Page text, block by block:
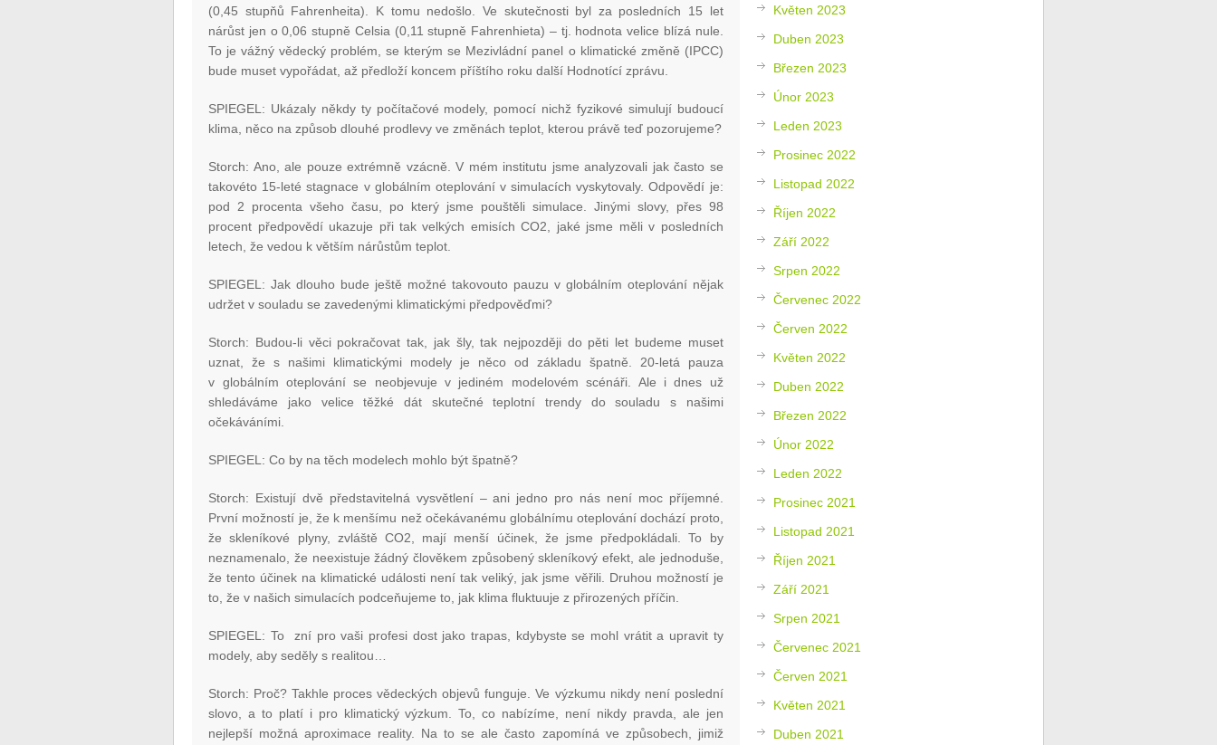
(0,45 stupňů Fahrenheita). K tomu nedošlo. Ve skutečnosti byl za posledních 15 let
nárůst jen o 0,06 stupně Celsia (0,11 stupně Fahrenhieta) – tj. hodnota velice blízá nule.
To je vážný vědecký problém, se kterým se Mezivládní panel o klimatické změně (IPCC)
bude muset vypořádat, až předloží koncem příštího roku další Hodnotící zprávu.
SPIEGEL: Ukázaly někdy ty počítačové modely, pomocí nichž fyzikové simulují budoucí
klima, něco na způsob dlouhé prodlevy ve změnách teplot, kterou právě teď pozorujeme?
Storch: Ano, ale pouze extrémně vzácně. V mém institutu jsme analyzovali jak často se
takovéto 15-leté stagnace v globálním oteplování v simulacích vyskytovaly. Odpovědí je:
pod 2 procenta všeho času, po který jsme pouštěli simulace. Jinými slovy, přes 98
procent předpovědí ukazuje při tak velkých emisích CO2, jaké jsme měli v posledních
letech, že vedou k větším nárůstům teplot.
SPIEGEL: Jak dlouho bude ještě možné takovouto pauzu v globálním oteplování nějak
udržet v souladu se zavedenými klimatickými předpověďmi?
Storch: Budou-li věci pokračovat tak, jak šly, tak nejpozději do pěti let budeme muset
uznat, že s našimi klimatickými modely je něco od základu špatně. 20-letá pauza
v globálním oteplování se neobjevuje v jediném modelovém scénáři. Ale i dnes už
shledáváme jako velice těžké dát skutečné teplotní trendy do souladu s našimi
očekáváními.
SPIEGEL: Co by na těch modelech mohlo být špatně?
Storch: Existují dvě představitelná vysvětlení – ani jedno pro nás není moc příjemné.
První možností je, že k menšímu než očekávanému globálnímu oteplování dochází proto,
že skleníkové plyny, zvláště CO2, mají menší účinek, že jsme předpokládali. To by
neznamenalo, že neexistuje žádný člověkem způsobený skleníkový efekt, ale jednoduše,
že tento účinek na klimatické události není tak veliký, jak jsme věřili. Druhou možností je
to, že v našich simulacích podceňujeme to, jak klima fluktuuje z přirozených příčin.
SPIEGEL: To zní pro vaši profesi dost jako trapas, kdybyste se mohl vrátit a upravit ty
modely, aby seděly s realitou…
Storch: Proč? Takhle proces vědeckých objevů funguje. Ve výzkumu nikdy není poslední
slovo, a to platí i pro klimatický výzkum. To, co nabízíme, není nikdy pravda, ale jen
nejlepší možná aproximace reality. Na to se ale často zapomíná ve způsobech, jimiž
Květen 2023
Duben 2023
Březen 2023
Únor 2023
Leden 2023
Prosinec 2022
Listopad 2022
Říjen 2022
Září 2022
Srpen 2022
Červenec 2022
Červen 2022
Květen 2022
Duben 2022
Březen 2022
Únor 2022
Leden 2022
Prosinec 2021
Listopad 2021
Říjen 2021
Září 2021
Srpen 2021
Červenec 2021
Červen 2021
Květen 2021
Duben 2021